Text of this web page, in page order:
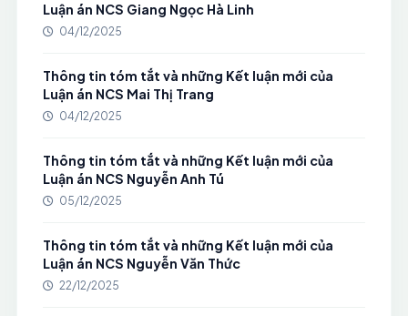
Luận án NCS Giang Ngọc Hà Linh
04/12/2025
Thông tin tóm tắt và những Kết luận mới của
Luận án NCS Mai Thị Trang
04/12/2025
Thông tin tóm tắt và những Kết luận mới của
Luận án NCS Nguyễn Anh Tú
05/12/2025
Thông tin tóm tắt và những Kết luận mới của
Luận án NCS Nguyễn Văn Thức
22/12/2025